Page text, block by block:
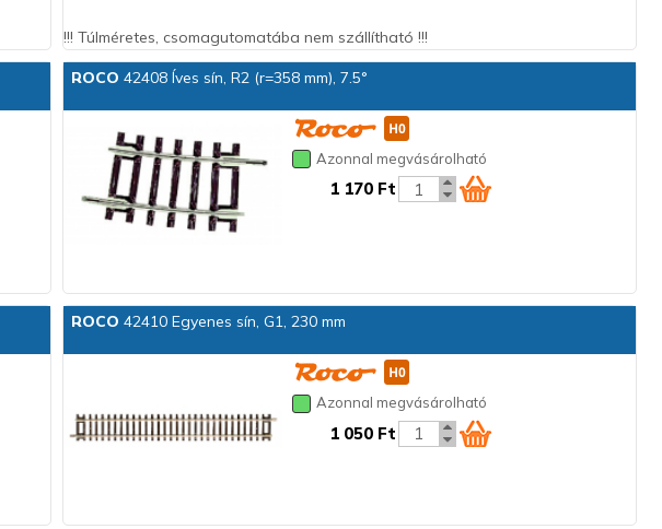
!!! Túlméretes, csomagutomatába nem szállítható !!!
ROCO 42408 Íves sín, R2 (r=358 mm), 7.5°
Azonnal megvásárolható
1 170 Ft
ROCO 42410 Egyenes sín, G1, 230 mm
Azonnal megvásárolható
1 050 Ft